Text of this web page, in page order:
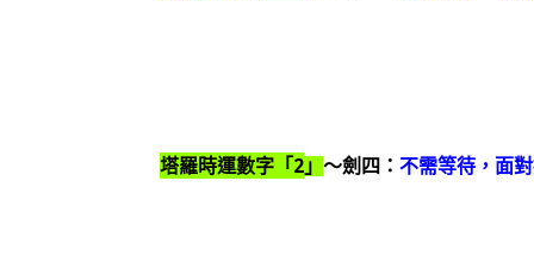
塔羅時運數字「2 」～劍四：不需等待，面